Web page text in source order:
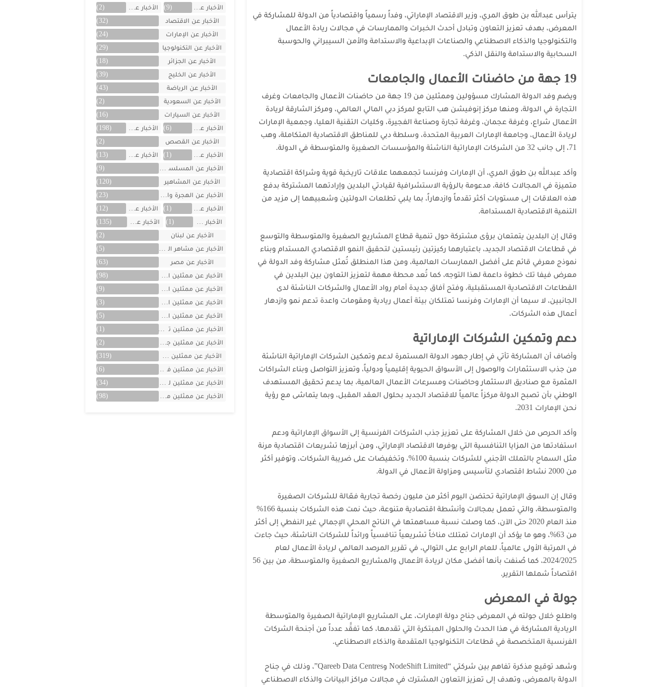
يترأس عبدالله بن طوق المري، وزير الاقتصاد الإماراتي، وفداً رسمياً واقتصادياً من الدولة للمشاركة في
المعرض، بهدف تعزيز التعاون وتبادل أحدث الخبرات والممارسات في مجالات ريادة الأعمال
والتكنولوجيا والذكاء الاصطناعي والصناعات الإبداعية والاستدامة والأمن السيبراني والحوسبة
السحابية والاستدامة والنقل الذكي.
19 جهة من حاضنات الأعمال والجامعات
ويضم وفد الدولة المشارك مسؤولين وممثلين من 19 جهة من حاضنات الأعمال والجامعات وغرف
التجارة في الدولة، ومنها مركز إنوفيشن هب التابع لمركز دبي المالي العالمي، ومركز الشارقة لريادة
الأعمال شراع، وغرفة عجمان، وغرفة تجارة وصناعة الفجيرة، وكليات التقنية العليا، وجمعية الإمارات
لريادة الأعمال، وجامعة الإمارات العربية المتحدة، وسلطة دبي للمناطق الاقتصادية المتكاملة، وهب
71، إلى جانب 32 من الشركات الإماراتية الناشئة والمؤسسات الصغيرة والمتوسطة في الدولة.
وأكد عبدالله بن طوق المري، أن الإمارات وفرنسا تجمعهما علاقات تاريخية قوية وشراكة اقتصادية
متميزة في المجالات كافة، مدعومة بالرؤية الاستشرافية لقيادتي البلدين وإرادتهما المشتركة بدفع
هذه العلاقات إلى مستويات أكثر تقدماً وازدهاراً، بما يلبي تطلعات الدولتين وشعبيهما إلى مزيد من
التنمية الاقتصادية المستدامة.
وقال إن البلدين يتمتعان برؤى مشتركة حول تنمية قطاع المشاريع الصغيرة والمتوسطة والتوسع
في قطاعات الاقتصاد الجديد، باعتبارهما ركيزتين رئيستين لتحقيق النمو الاقتصادي المستدام وبناء
نموذج معرفي قائم على أفضل الممارسات العالمية، ومن هذا المنطلق تُمثل مشاركة وفد الدولة في
معرض فيفا تك خطوة داعمة لهذا التوجه، كما تُعد محطة مهمة لتعزيز التعاون بين البلدين في
القطاعات الاقتصادية المستقبلية، وفتح آفاق جديدة أمام رواد الأعمال والشركات الناشئة لدى
الجانبين، لا سيما أن الإمارات وفرنسا تمتلكان بيئة أعمال ريادية ومقومات واعدة تدعم نمو وازدهار
أعمال هذه الشركات.
دعم وتمكين الشركات الإماراتية
وأضاف أن المشاركة تأتي في إطار جهود الدولة المستمرة لدعم وتمكين الشركات الإماراتية الناشئة
من جذب الاستثمارات والوصول إلى الأسواق الحيوية إقليمياً ودولياً، وتعزيز التواصل وبناء الشراكات
المثمرة مع صناديق الاستثمار وحاضنات ومسرعات الأعمال العالمية، بما يدعم تحقيق المستهدف
الوطني بأن تصبح الدولة مركزاً عالمياً للاقتصاد الجديد بحلول العقد المقبل، وبما يتماشى مع رؤية
نحن الإمارات 2031.
وأكد الحرص من خلال المشاركة على تعزيز جذب الشركات الفرنسية إلى الأسواق الإماراتية ودعم
استفادتها من المزايا التنافسية التي يوفرها الاقتصاد الإماراتي، ومن أبرزها تشريعات اقتصادية مرنة
مثل السماح بالتملك الأجنبي للشركات بنسبة 100%، وتخفيضات على ضريبة الشركات، وتوفير أكثر
من 2000 نشاط اقتصادي لتأسيس ومزاولة الأعمال في الدولة.
وقال إن السوق الإماراتية تحتضن اليوم أكثر من مليون رخصة تجارية فعّالة للشركات الصغيرة
والمتوسطة، والتي تعمل بمجالات وأنشطة اقتصادية متنوعة، حيث نمت هذه الشركات بنسبة 166%
منذ العام 2020 حتى الآن، كما وصلت نسبة مساهمتها في الناتج المحلي الإجمالي غير النفطي إلى أكثر
من 63%، وهو ما يؤكد أن الإمارات تمتلك مناخاً تشريعياً تنافسياً ورائداً للشركات الناشئة، حيث جاءت
في المرتبة الأولى عالمياً، للعام الرابع على التوالي، في تقرير المرصد العالمي لريادة الأعمال لعام
2024/2025، كما صُنفت بأنها أفضل مكان لريادة الأعمال والمشاريع الصغيرة والمتوسطة، من بين 56
اقتصاداً شملها التقرير.
جولة في المعرض
واطلع خلال جولته في المعرض جناح دولة الإمارات، على المشاريع الإماراتية الصغيرة والمتوسطة
الريادية المشاركة في هذا الحدث والحلول المبتكرة التي تقدمها، كما تفقَّد عدداً من أجنحة الشركات
الفرنسية المتخصصة في قطاعات التكنولوجيا المتقدمة والذكاء الاصطناعي.
وشهد توقيع مذكرة تفاهم بين شركتي “NodeShift Limited وQareeb Data Centres”، وذلك في جناح
الدولة بالمعرض، وتهدف إلى تعزيز التعاون المشترك في مجالات مراكز البيانات والذكاء الاصطناعي
الأخبار عن الأردن
(9) الأخبار عن الأفلام
(2)
الأخبار عن الاقتصاد
(32)
الأخبار عن الإمارات
(24)
الأخبار عن التكنولوجيا
(29)
الأخبار عن الجزائر
(18)
الأخبار عن الخليج
(39)
الأخبار عن الرياضة
(43)
الأخبار عن السعودية
(2)
الأخبار عن السيارات
(16)
الأخبار عن العراق
(6) الأخبار عن الفن
(198)
الأخبار عن القصص
(2)
الأخبار عن الكويت
(1) الأخبار عن ألمانيا
(13)
الأخبار عن المسلسلات
(9)
الأخبار عن المشاهير
(120)
الأخبار عن الهجرة والسفر
(23)
الأخبار عن اليمن
(1) الأخبار عن تركية
(12)
الأخبار عن تونس
(1) الأخبار عن سوريا
(135)
الأخبار عن لبنان
(2)
الأخبار عن مشاهر الهند
(5)
الأخبار عن مصر
(63)
الأخبار عن ممثلين اتراك
(98)
الأخبار عن ممثلين الأجانب
(9)
الأخبار عن ممثلين الأردن
(3)
الأخبار عن ممثلين المغرب
(5)
الأخبار عن ممثلين تونس
(1)
الأخبار عن ممثلين جزائريين
(2)
الأخبار عن ممثلين سوريين
(319)
الأخبار عن ممثلين فلسطينين
(6)
الأخبار عن ممثلين لبنان
(34)
الأخبار عن ممثلين مصريين
(98)